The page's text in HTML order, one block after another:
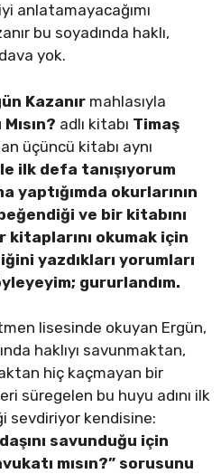
anlatamayacağımı
bu soyadında haklı,
yok.
Kazanır mahlasıyla
adlı kitabı Timaş
üçüncü kitabı aynı
ilk defa tanışıyorum
yaptığımda okurlarının
ve bir kitabını
okumak için
yazdıkları yorumları
gururlandım.
lisesinde okuyan Ergün,
haklıyı savunmaktan,
hiç kaçmayan bir
süregelen bu huyu adını ilk
sevdiriyor kendisine:
savunduğu için
mısın?” sorusunu